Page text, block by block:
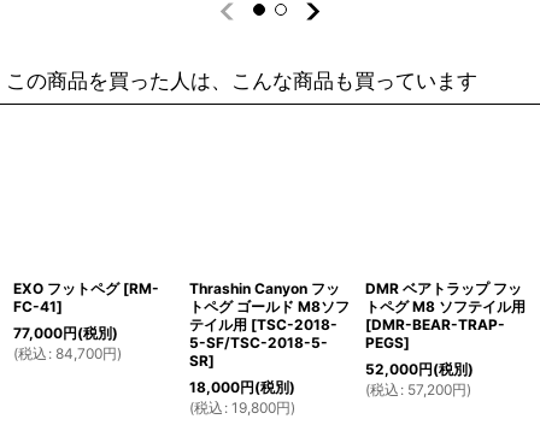
この商品を買った人は、こんな商品も買っています
EXO フットペグ [RM-
FC-41]
77,000円(税別)
(税込 : 84,700円)
Thrashin Canyon フッ
トペグ ゴールド M8ソフ
テイル用 [TSC-2018-
5-SF/TSC-2018-5-
SR]
18,000円(税別)
(税込 : 19,800円)
DMR ベアトラップ フッ
トペグ M8 ソフテイル用
[DMR-BEAR-TRAP-
PEGS]
52,000円(税別)
(税込 : 57,200円)